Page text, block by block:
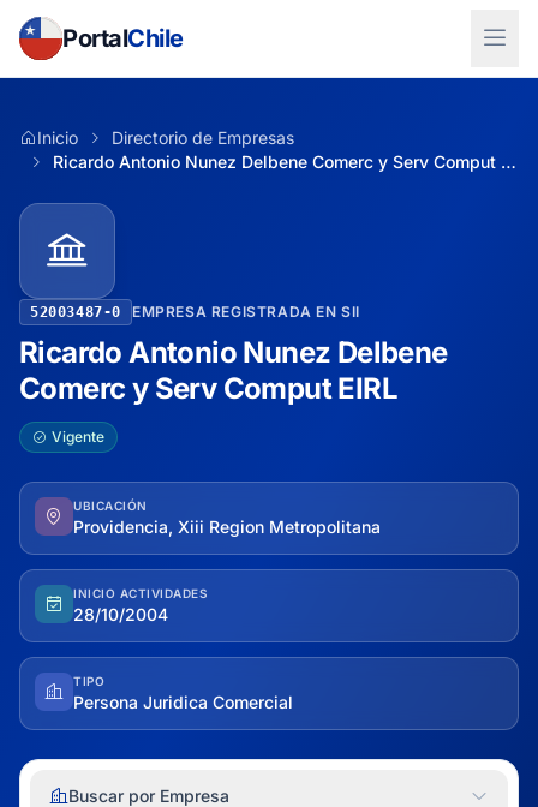
PortalChile
Inicio
Directorio de Empresas
Ricardo Antonio Nunez Delbene Comerc y Serv Comput EIRL
52003487-0 EMPRESA REGISTRADA EN SII
Ricardo Antonio Nunez Delbene
Comerc y Serv Comput EIRL
Vigente
UBICACIÓN
Providencia, Xiii Region Metropolitana
INICIO ACTIVIDADES
28/10/2004
TIPO
Persona Juridica Comercial
Buscar por Empresa